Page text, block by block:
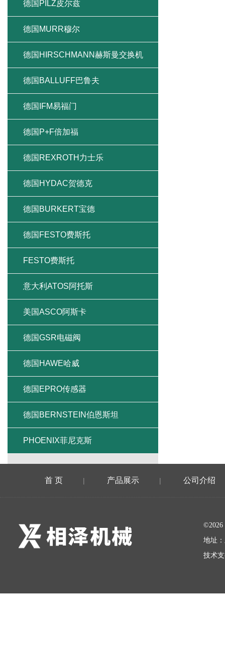
德国PILZ皮尔兹
德国MURR穆尔
德国HIRSCHMANN赫斯曼交换机
德国BALLUFF巴鲁夫
德国IFM易福门
德国P+F倍加福
德国REXROTH力士乐
德国HYDAC贺德克
德国BURKERT宝德
德国FESTO费斯托
FESTO费斯托
意大利ATOS阿托斯
美国ASCO阿斯卡
德国GSR电磁阀
德国HAWE哈威
德国EPRO传感器
德国BERNSTEIN伯恩斯坦
PHOENIX菲尼克斯
首 页 | 产品展示 | 公司介绍
地址
技术